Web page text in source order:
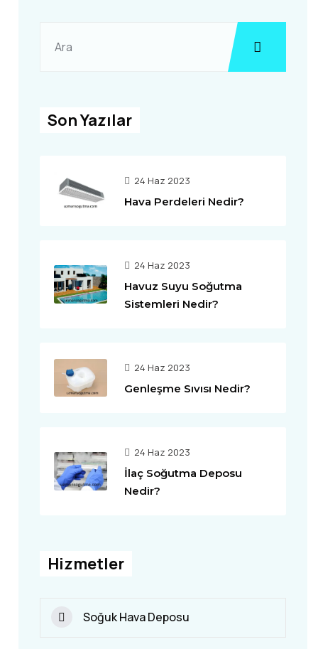
Son Yazılar
24 Haz 2023
Hava Perdeleri Nedir?
24 Haz 2023
Havuz Suyu Soğutma
Sistemleri Nedir?
24 Haz 2023
Genleşme Sıvısı Nedir?
24 Haz 2023
İlaç Soğutma Deposu
Nedir?
Hizmetler
Soğuk Hava Deposu